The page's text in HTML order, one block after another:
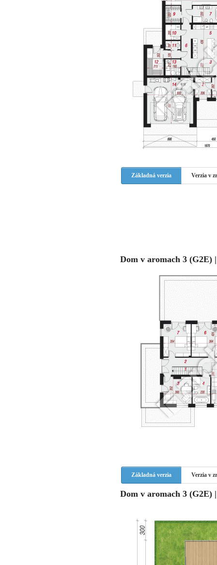
Základná verzia Verzia v
Dom v aromach 3 (G2E)
Základná verzia Verzia v
Dom v aromach 3 (G2E)